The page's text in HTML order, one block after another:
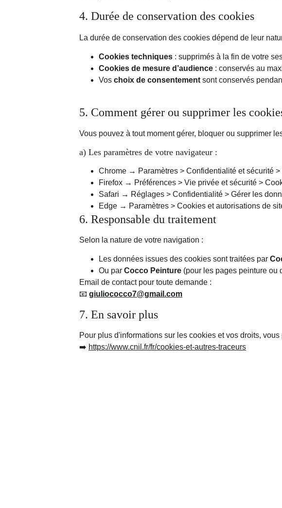
4. Durée de conservation des cookies
La durée de conservation des cookies dépend de leur
Cookies techniques : supprimés à la fin de votre
Cookies de mesure d’audience : conservés au
Vos choix de consentement sont conservés
5. Comment gérer ou supprimer les
Vous pouvez à tout moment gérer, bloquer ou supprimer
a) Les paramètres de votre navigateur :
Chrome → Paramètres > Confidentialité et sécurité
Firefox → Préférences > Vie privée et sécurité >
Safari → Réglages > Confidentialité > Gérer les
Edge → Paramètres > Cookies et autorisations de
6. Responsable du traitement
Selon la nature de votre navigation :
Les données issues des cookies sont traitées par
Ou par Cocco Peinture (pour les pages peinture ou
Email de contact pour toute demande :
📧 giuliococco7@gmail.com
7. En savoir plus
Pour plus d'informations sur les cookies et vos droits,
➡️ https://www.cnil.fr/fr/cookies-et-autres-traceurs